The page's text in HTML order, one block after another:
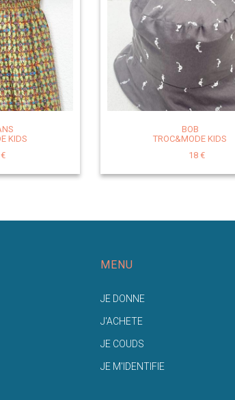
KIDS
BOB
TROC&MODE KIDS
18 €
MENU
JE DONNE
J'ACHETE
JE COUDS
JE M'IDENTIFIE